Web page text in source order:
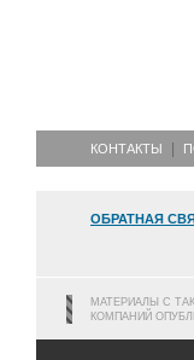
КОНТАКТЫ
ОБРАТНАЯ
МАТЕРИАЛЫ С
КОМПАНИЙ